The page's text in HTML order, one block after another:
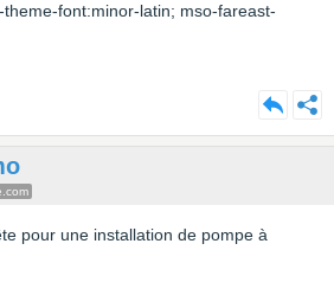
font:minor-latin; mso-fareast-
pour une installation de pompe à